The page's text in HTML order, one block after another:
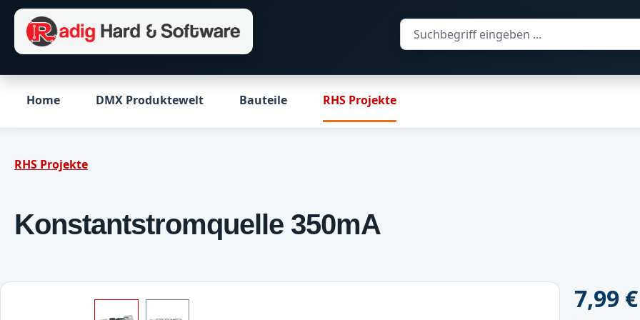
Hauptinhalt springen
Zur Suche springen
Zur Hauptnavigation springen
Home DMX Produktewelt Bauteile RHS Projekte
RHS Projekte
Konstantstromquelle 350mA
Regulärer
7,99 €